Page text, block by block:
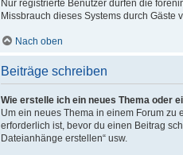
Nur registrierte Benutzer dürfen die
Missbrauch dieses Systems durch Gäste
Nach oben
Beiträge schreiben
Wie erstelle ich ein neues Thema oder
Um ein neues Thema in einem Forum zu
erforderlich ist, bevor du einen Beitrag
Dateianhänge erstellen“ usw.